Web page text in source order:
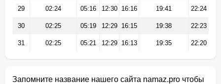
29 02:24 05:16 12:30 16:16 19:41 22:24
30 02:25 05:19 12:29 16:15 19:38 22:23
31 02:25 05:21 12:29 16:13 19:35 22:20
Запомните название нашего сайта namaz.pro чтобы